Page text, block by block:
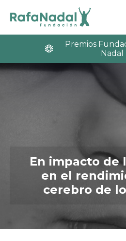
Premios
Nadal
En impacto de
en el
cerebro de